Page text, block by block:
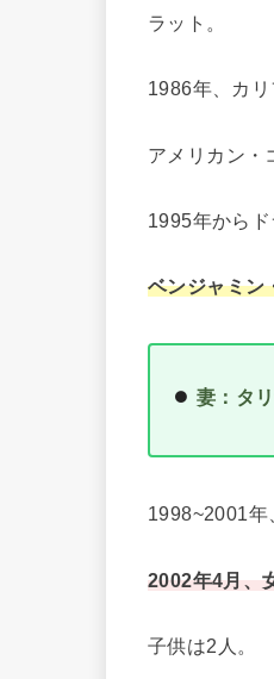
ラット。
1986年、カ
アメリカン・
1995年から
ベンジャミン
妻：タ
1998~2001年
2002年4月、
子供は2人。